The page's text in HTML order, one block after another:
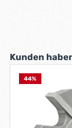
Produktgalerie
Kunden
44%